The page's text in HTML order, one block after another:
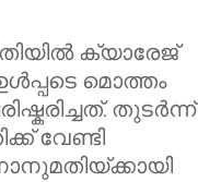
ക്യാരേജ്
മൊത്തം
തുടർന്ന്
വേണ്ടി